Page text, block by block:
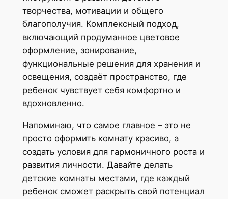
творчества, мотивации и общего
благополучия. Комплексный подход,
включающий продуманное цветовое
оформление, зонирование,
функциональные решения для хранения и
освещения, создаёт пространство, где
ребенок чувствует себя комфортно и
вдохновленно.
Напоминаю, что самое главное – это не
просто оформить комнату красиво, а
создать условия для гармоничного роста и
развития личности. Давайте делать
детские комнаты местами, где каждый
ребенок сможет раскрыть свой потенциал